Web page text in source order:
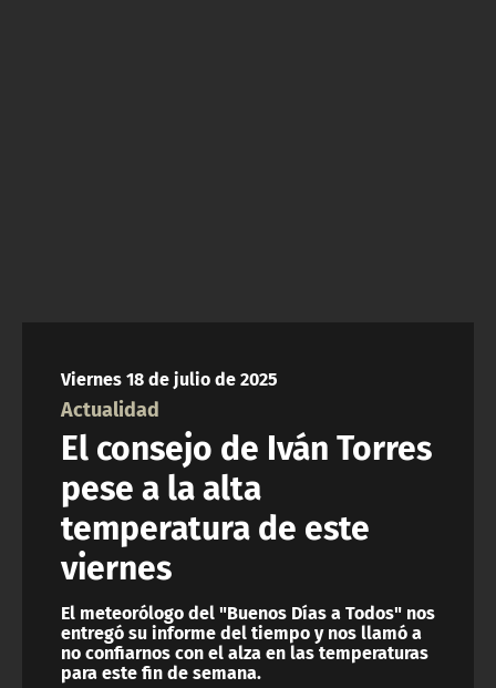
Viernes 18 de julio de 2025
Actualidad
El consejo de Iván Torres
pese a la alta
temperatura de este
viernes
El meteorólogo del "Buenos Días a Todos" nos
entregó su informe del tiempo y nos llamó a
no confiarnos con el alza en las temperaturas
para este fin de semana.